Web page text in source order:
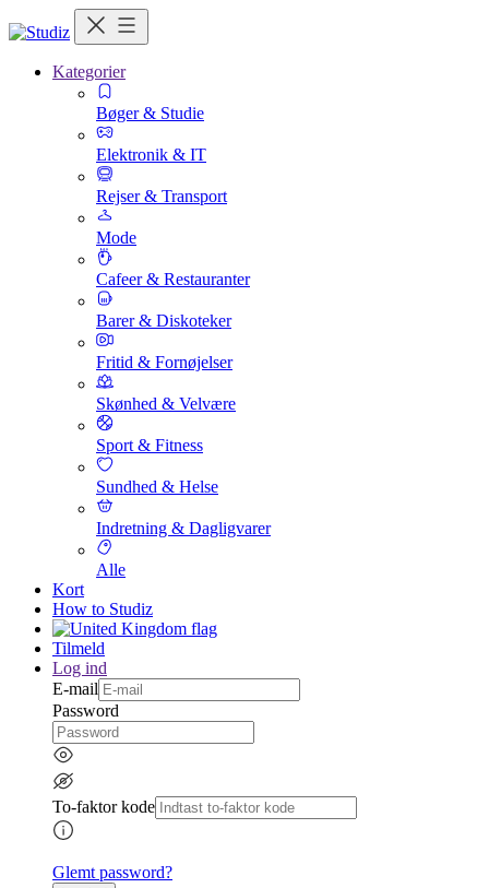
Kategorier
Bøger & Studie
Elektronik & IT
Rejser & Transport
Mode
Cafeer & Restauranter
Barer & Diskoteker
Fritid & Fornøjelser
Skønhed & Velvære
Sport & Fitness
Sundhed & Helse
Indretning & Dagligvarer
Alle
Kort
How to Studiz
Tilmeld
Log ind
E-mail
Password
To-faktor kode
Glemt password?